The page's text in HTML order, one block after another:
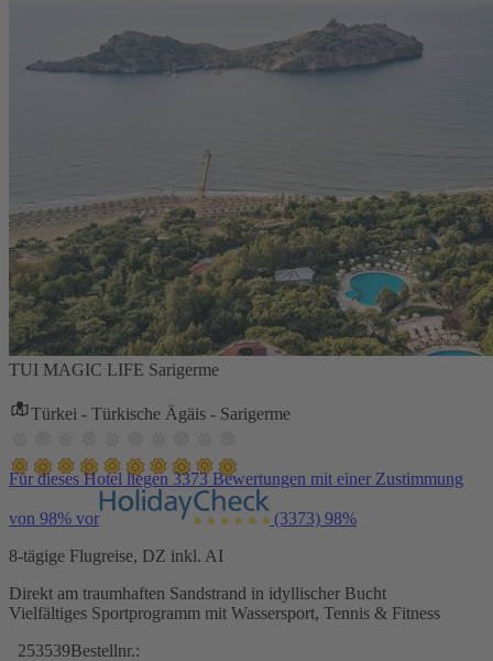
TUI MAGIC LIFE Sarigerme
Türkei - Türkische Ägäis - Sarigerme
Für dieses Hotel liegen 3373 Bewertungen mit einer Zustimmung
von 98% vor (3373) 98%
8-tägige Flugreise, DZ inkl. AI
Direkt am traumhaften Sandstrand in idyllischer Bucht
Vielfältiges Sportprogramm mit Wassersport, Tennis & Fitness
253539Bestellnr.: